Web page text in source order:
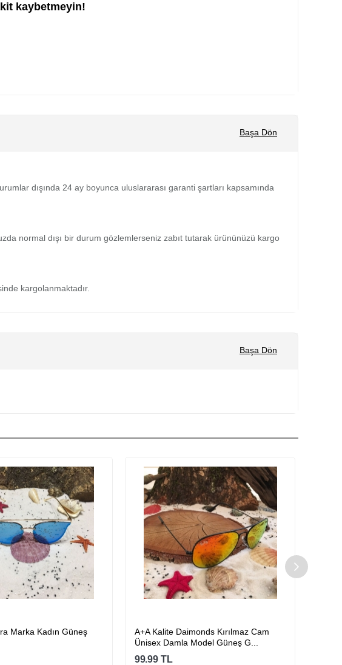
kaybetmeyin!
Başa Dön
dışında 24 ay boyunca uluslararası garanti şartları kapsamında
normal dışı bir durum gözlemlerseniz zabıt tutarak ürününüzü kargo
kargolanmaktadır.
Başa Dön
Marka Kadın Güneş
A+A Kalite Daimonds Kırılmaz Cam
Ünisex Damla Model Güneş G...
99.99 TL